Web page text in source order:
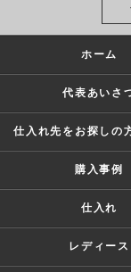
ホーム
代表あいさ
仕入れ先をお探しの
購入事例
仕入れ
レディース